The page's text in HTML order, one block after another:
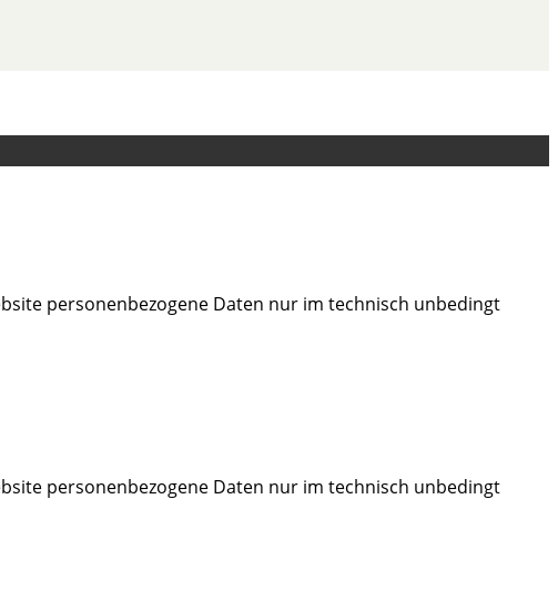
personenbezogene Daten nur im technisch unbedingt
personenbezogene Daten nur im technisch unbedingt